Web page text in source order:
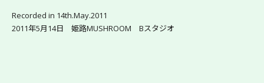
Recorded in 14th.May.2011
2011年5月14日　姫路MUSHROOM　Bスタジオ